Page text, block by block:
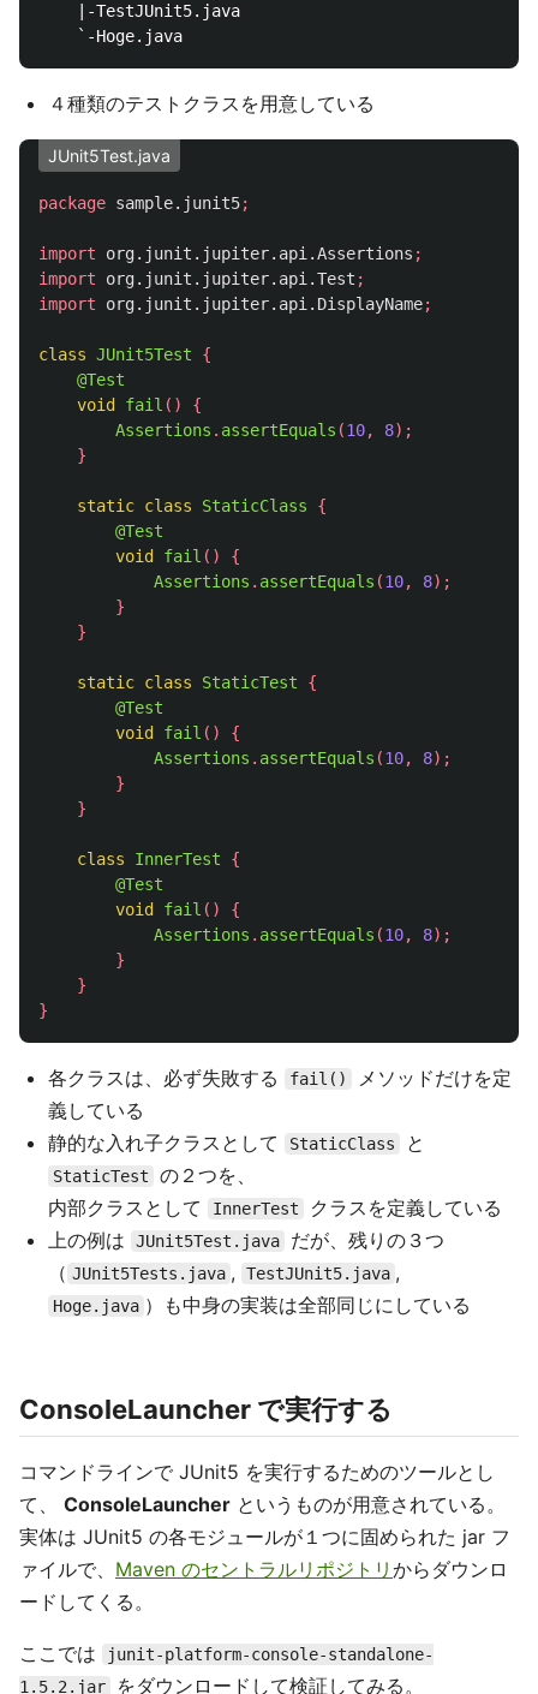
    |-TestJUnit5.java
４種類のテストクラスを用意している
JUnit5Test.java
package sample.junit5;
import org.junit.jupiter.api.Assertions ;
import
org.junit.jupiter.api.Test ;
import
org.junit.jupiter.api.DisplayName;
class JUnit5Test
{
@Test
void
fail ()
{
Assertions . assertEquals (10, 8);
}
static class StaticClass
{
@Test
void
fail ()
{
Assertions . assertEquals (10, 8);
}
}
static class StaticTest
{
@Test
void
fail ()
{
Assertions . assertEquals (10, 8);
}
}
class InnerTest
{
@Test
void
fail ()
{
Assertions . assertEquals (10, 8);
}
}
}
各クラスは、必ず失敗する fail()
メソッドだけを定
義している
静的な入れ子クラスとして
StaticClass と
StaticTest
の２つを、
内部クラスとして
InnerTest
クラスを定義している
上の例は
JUnit5Test.java
だが、残りの３つ
（ JUnit5Tests.java , TestJUnit5.java ,
Hoge.java ）も中身の実装は全部同じにしている
ConsoleLauncher で実行する
コマンドラインで JUnit5 を実行するためのツールとし
て、 ConsoleLauncher というものが用意されている。
実体は JUnit5 の各モジュールが１つに固められた jar フ
ァイルで、 Maven のセントラルリポジトリ からダウンロ
ードしてくる。
ここでは
junit-platform-console-standalone-
1.5.2.jar
をダウンロードして検証してみる。